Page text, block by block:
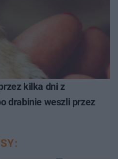
kilka dni z
drabinie weszli przez